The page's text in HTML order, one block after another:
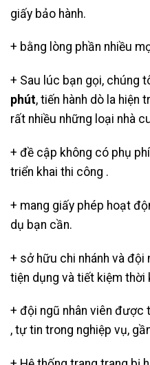
giấy bảo hành.
+ bằng lòng phần nhiều
+ Sau lúc bạn gọi, chúng
phút, tiến hành dò la hiện
rất nhiều những loại nhà
+ đề cập không có phụ
triển khai thi công .
+ mang giấy phép hoạt
dụ bạn cần.
+ sở hữu chi nhánh và đội
tiện dụng và tiết kiệm thời
+ đội ngũ nhân viên được
, tự tin trong nghiệp vụ,